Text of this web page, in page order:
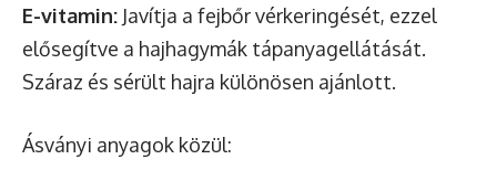
E-vitamin: Javítja a fejbőr vérkeringését, ezzel
elősegítve a hajhagymák tápanyagellátását.
Száraz és sérült hajra különösen ajánlott.
Ásványi anyagok közül: